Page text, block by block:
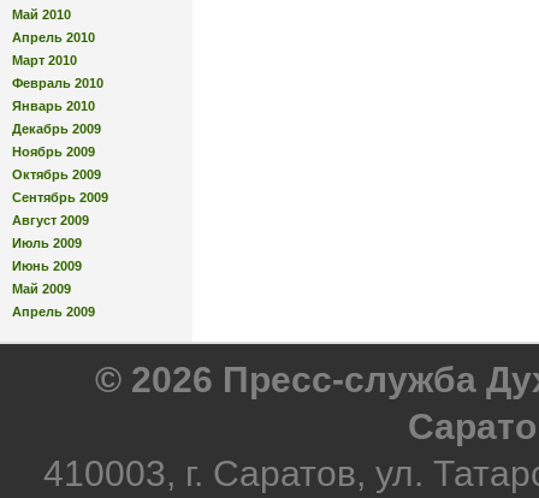
Май 2010
Апрель 2010
Март 2010
Февраль 2010
Январь 2010
Декабрь 2009
Ноябрь 2009
Октябрь 2009
Сентябрь 2009
Август 2009
Июль 2009
Июнь 2009
Май 2009
Апрель 2009
© 2026 Пресс-служба
410003, г. Саратов, ул.